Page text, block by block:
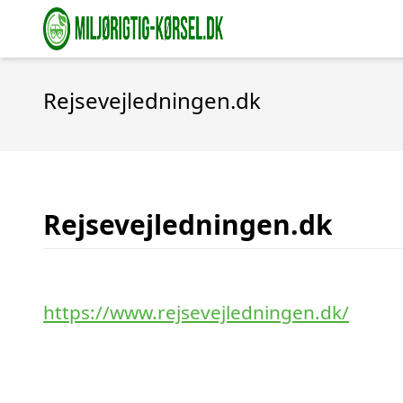
Rejsevejledningen.dk
Rejsevejledningen.dk
https://www.rejsevejledningen.dk/